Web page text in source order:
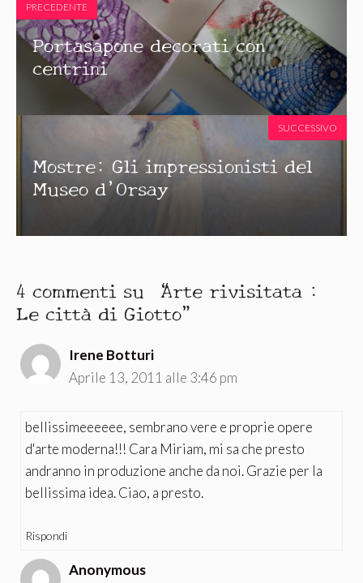
PRECEDENTE
Portasapone decorati con
centrini
Mostre: Gli impressionisti del
Museo d’Orsay
SUCCESSIVO
4 commenti su “Arte rivisitata :
Le città di Giotto”
Irene Botturi
Aprile 13, 2011 alle 3:46 pm
bellissimeeeeee, sembrano vere e proprie opere
d'arte moderna!!! Cara Miriam, mi sa che presto
andranno in produzione anche da noi. Grazie per la
bellissima idea. Ciao, a presto.
Rispondi
Anonymous